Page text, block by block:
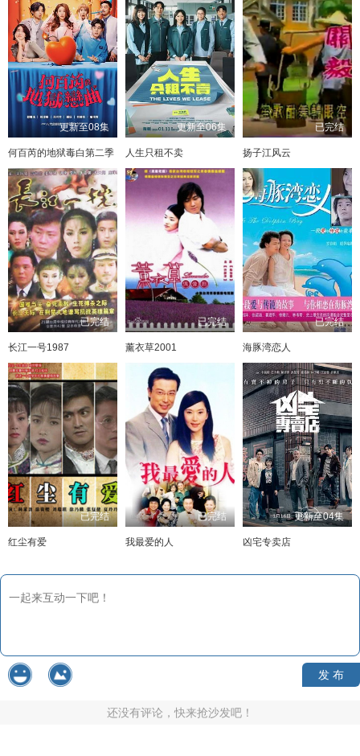
更新至08集
何百芮的地狱毒白第二季
更新至06集
人生只租不卖
已完结
扬子江风云
已完结
长江一号1987
已完结
薰衣草2001
已完结
海豚湾恋人
已完结
红尘有爱
已完结
我最爱的人
更新至04集
凶宅专卖店
发 布
还没有评论，快来抢沙发吧！